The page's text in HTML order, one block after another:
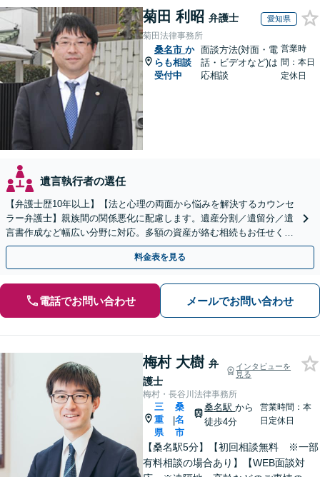
菊田 利昭 弁護士 愛知県
菊田法律事務所
桑名市 か
らも相談
受付中
面談方法(対面・電
話・ビデオなど)は
応相談
営業時
間：本日
定休日
遺言執行者の選任
【弁護士歴10年以上】【法と心理の両面から悩みを解決するカウンセ
ラー弁護士】親族間の関係悪化に配慮します。遺産分割／遺留分／遺
言書作成など幅広い分野に対応。多額の資産が絡む相続もお任せくだ
さい。【夜間・休日の相談可能】【駐車場完備】
料金表を見る
電話でお問い合わせ メールでお問い合わせ
梅村 大樹 弁
護士
インタビューを
見る
梅村・長谷川法律事務所
三
重
県
|
桑
名
市
桑名駅から
徒歩4分
営業時間：本
日定休日
【桑名駅5分】【初回相談無料 ※一部
有料相談の場合あり】【WEB面談対